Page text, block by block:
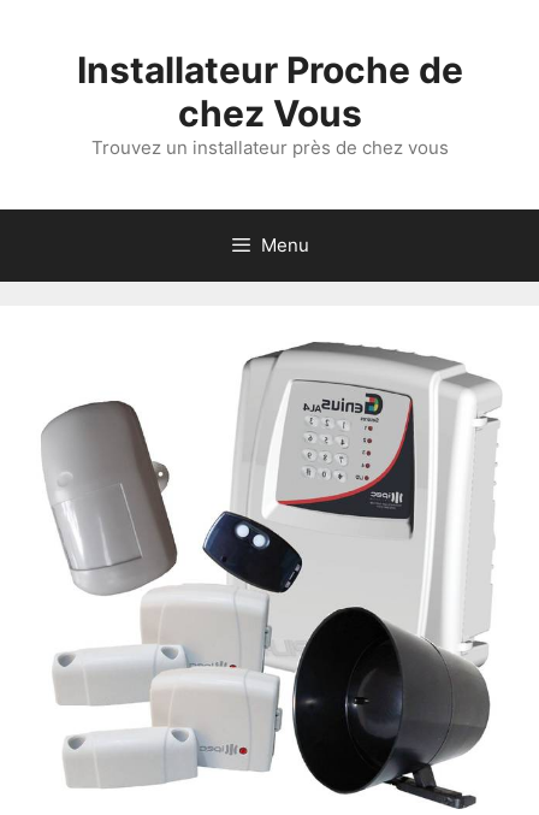
Installateur Proche de
chez Vous
Trouvez un installateur près de chez vous
Menu